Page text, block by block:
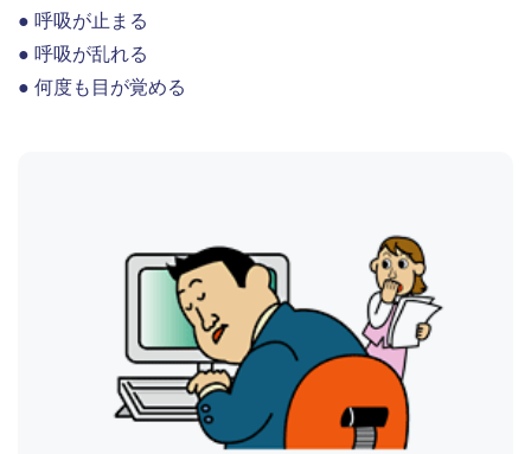
● 呼吸が止まる
● 呼吸が乱れる
● 何度も目が覚める